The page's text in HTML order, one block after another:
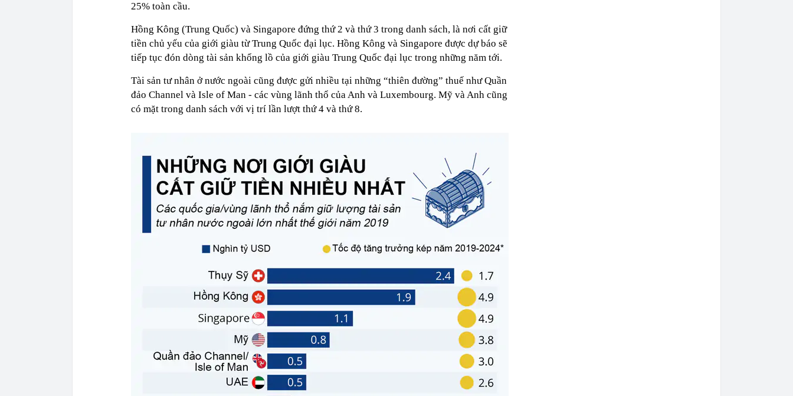
25% toàn cầu.
Hồng Kông (Trung Quốc) và Singapore đứng thứ 2 và thứ 3 trong danh sách, là nơi cất giữ
tiền chủ yếu của giới giàu từ Trung Quốc đại lục. Hồng Kông và Singapore được dự báo sẽ
tiếp tục đón dòng tài sản khổng lồ của giới giàu Trung Quốc đại lục trong những năm tới.
Tài sản tư nhân ở nước ngoài cũng được gửi nhiều tại những “thiên đường” thuế như Quần
đảo Channel và Isle of Man - các vùng lãnh thổ của Anh và Luxembourg. Mỹ và Anh cũng
có mặt trong danh sách với vị trí lần lượt thứ 4 và thứ 8.